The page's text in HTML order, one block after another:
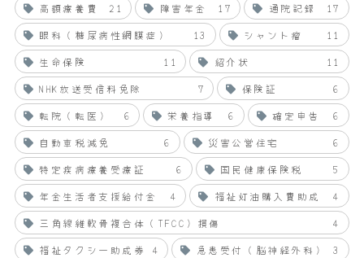
高額療養費
21 障害年金 17 通院記録
17
眼科（糖尿病性網膜症）
13 シャント瘤
11
生命保険
11 紹介状
11
NHK放送受信料免除
7 保険証
6
転院（転医）
6 栄養指導 6 確定申告
6
自動車税減免
6 災害公営住宅
6
特定疾病療養受療証
6 国民健康保険税
5
年金生活者支援給付金
4 福祉灯油購入費助成
4
三角線維軟骨複合体（TFCC）損傷
4
福祉タクシー助成券
4 急患受付（脳神経外科）
3